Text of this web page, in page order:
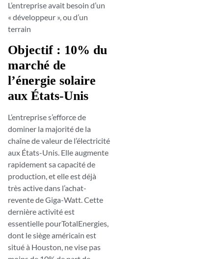
L’entreprise avait besoin d’un
« développeur », ou d’un
terrain
Objectif : 10% du
marché de
l’énergie solaire
aux États-Unis
L’entreprise s’efforce de
dominer la majorité de la
chaîne de valeur de l’électricité
aux États-Unis. Elle augmente
rapidement sa capacité de
production, et elle est déjà
très active dans l’achat-
revente de Giga-Watt. Cette
dernière activité est
essentielle pourTotalEnergies,
dont le siège américain est
situé à Houston, ne vise pas